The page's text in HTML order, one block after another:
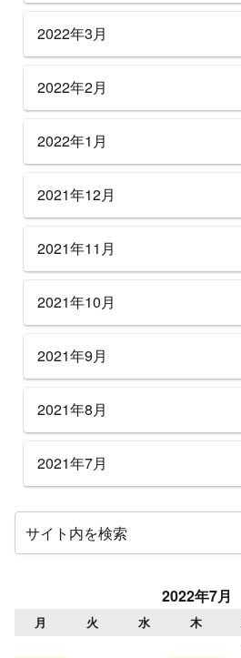
2022年3月
2022年2月
2022年1月
2021年12月
2021年11月
2021年10月
2021年9月
2021年8月
2021年7月
2022年7月
月 火 水 木